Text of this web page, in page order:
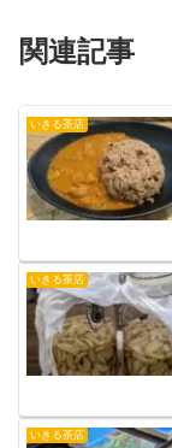
関連記事
いきる茶店
いきる茶店
いきる茶店